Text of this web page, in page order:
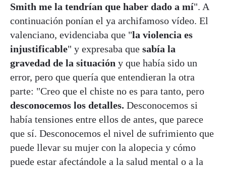
Smith me la tendrían que haber dado a mí". A
continuación ponían el ya archifamoso vídeo. El
valenciano, evidenciaba que "la violencia es
injustificable" y expresaba que sabía la
gravedad de la situación y que había sido un
error, pero que quería que entendieran la otra
parte: "Creo que el chiste no es para tanto, pero
desconocemos los detalles. Desconocemos si
había tensiones entre ellos de antes, que parece
que sí. Desconocemos el nivel de sufrimiento que
puede llevar su mujer con la alopecia y cómo
puede estar afectándole a la salud mental o a la